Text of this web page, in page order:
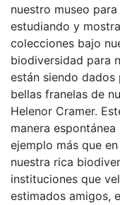
nuestro museo
estudiando y
colecciones bajo
biodiversidad para
están siendo dados
bellas franelas de
Helenor Cramer.
manera
ejemplo más que
nuestra rica
instituciones que
estimados amigos,